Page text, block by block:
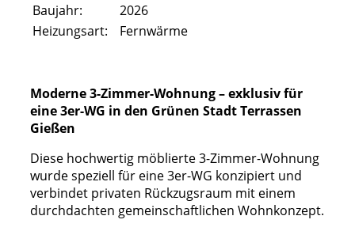
Baujahr:
2026
Heizungsart:
Fernwärme
Moderne 3-Zimmer-Wohnung – exklusiv für
eine 3er-WG in den Grünen Stadt Terrassen
Gießen
Diese hochwertig möblierte 3-Zimmer-Wohnung
wurde speziell für eine 3er-WG konzipiert und
verbindet privaten Rückzugsraum mit einem
durchdachten gemeinschaftlichen Wohnkonzept.